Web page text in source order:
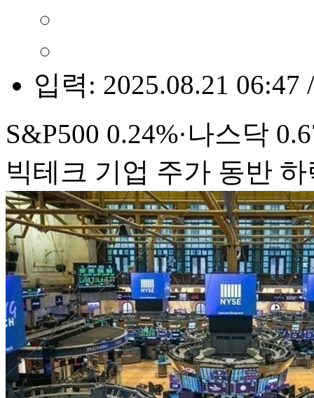
입력: 2025.08.21 06:47
S&P500 0.24%·나스닥
빅테크 기업 주가 동반 하